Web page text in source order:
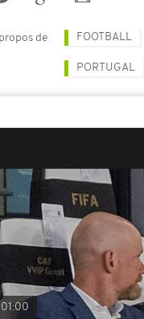
de FOOTBALL
PORTUGAL
01:00